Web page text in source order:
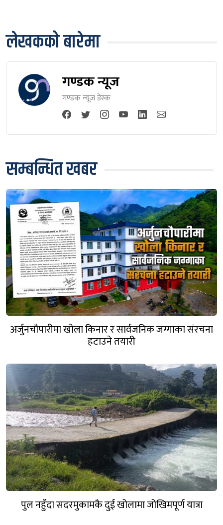
लेखकको बारेमा
गण्डक न्यूज
गण्डक न्यूज डेस्क
सम्बन्धित खबर
अर्जुनचौपारीमा खोला किनार र सार्वजनिक जग्गाका संरचना
हटाउने तयारी
पुल नहुँदा सदरमुकामकै दुई खोलामा जोखिमपूर्ण यात्रा